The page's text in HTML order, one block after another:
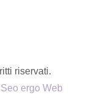
riservati.
ergo Web